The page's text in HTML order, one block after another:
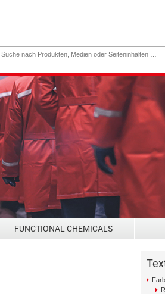
FUNCTIONAL CHEMICALS